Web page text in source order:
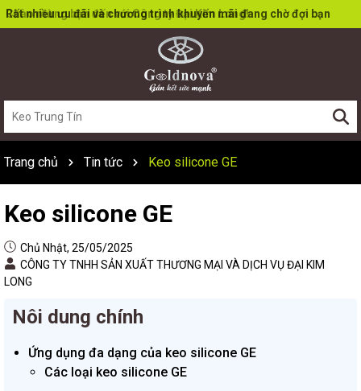
Rất nhiều ưu đãi và chương trình khuyến mãi đang chờ đợi bạn
Trang chủ Tin tức Keo silicone GE
Keo silicone GE
Chủ Nhật, 25/05/2025
CÔNG TY TNHH SẢN XUẤT THƯƠNG MẠI VÀ DỊCH VỤ ĐẠI KIM
LONG
Nôi dung chính
Ứng dụng đa dạng của keo silicone GE
Các loại keo silicone GE